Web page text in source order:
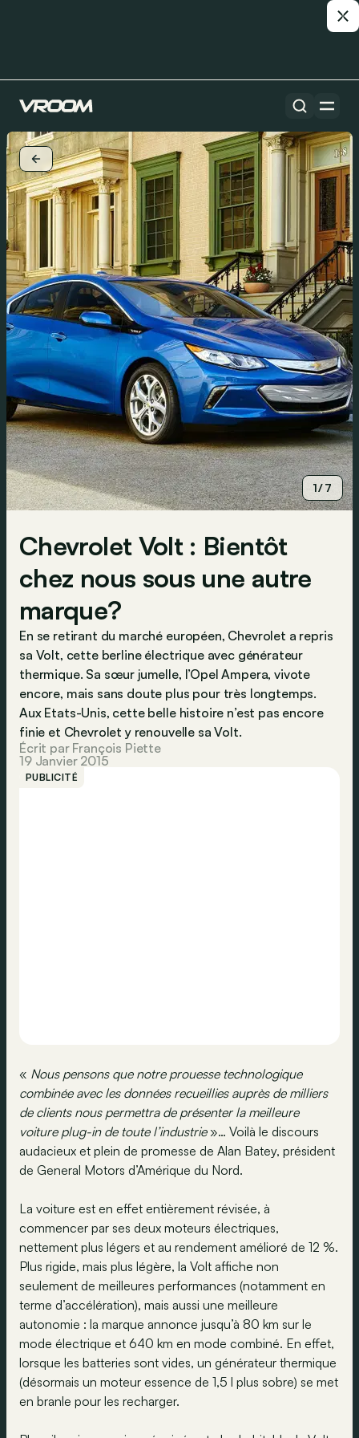
1/7
Chevrolet Volt : Bientôt
chez nous sous une autre
marque?
En se retirant du marché européen, Chevrolet a repris
sa Volt, cette berline électrique avec générateur
thermique. Sa sœur jumelle, l’Opel Ampera, vivote
encore, mais sans doute plus pour très longtemps.
Aux Etats-Unis, cette belle histoire n’est pas encore
finie et Chevrolet y renouvelle sa Volt.
Écrit par François Piette
19 Janvier 2015
PUBLICITÉ
« Nous pensons que notre prouesse technologique
combinée avec les données recueillies auprès de milliers
de clients nous permettra de présenter la meilleure
voiture plug-in de toute l’industrie »… Voilà le discours
audacieux et plein de promesse de Alan Batey, président
de General Motors d’Amérique du Nord.
La voiture est en effet entièrement révisée, à
commencer par ses deux moteurs électriques,
nettement plus légers et au rendement amélioré de 12 %.
Plus rigide, mais plus légère, la Volt affiche non
seulement de meilleures performances (notamment en
terme d’accélération), mais aussi une meilleure
autonomie : la marque annonce jusqu’à 80 km sur le
mode électrique et 640 km en mode combiné. En effet,
lorsque les batteries sont vides, un générateur thermique
(désormais un moteur essence de 1,5 l plus sobre) se met
en branle pour les recharger.